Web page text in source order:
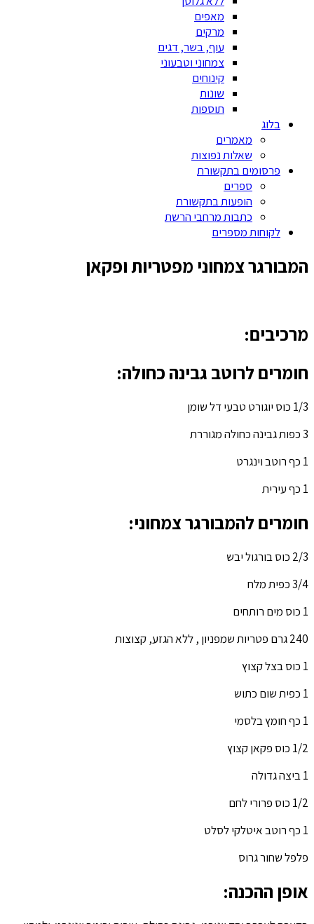
מאפים
מרקים
עוף, בשר, דגים
צמחוני וטבעוני
קינוחים
שונות
תוספות
בלוג
מאמרים
שאלות נפוצות
פרסומים בתקשורת
ספרים
הופעות בתקשורת
כתבות מרחבי הרשת
לקוחות מספרים
המבורגר צמחוני מפטריות ופקאן
מרכיבים:
חומרים לרוטב גבינה כחולה:
1/3 כוס יוגורט טבעי דל שומן
3 כפות גבינה כחולה מגוררת
1 כף רוטב וינגרט
1 כף עירית
חומרים להמבורגר צמחוני:
2/3 כוס בורגול יבש
3/4 כפית מלח
1 כוס מים רותחים
240 גרם פטריות שמפניון , ללא הגזע, קצוצות
1 כוס בצל קצוץ
1 כפית שום כתוש
1 כף חומץ בלסמי
1/2 כוס פקאן קצוץ
1 ביצה גדולה
1/2 כוס פרורי לחם
1 כף רוטב איטלקי לסלט
פלפל שחור גרוס
אופן ההכנה: